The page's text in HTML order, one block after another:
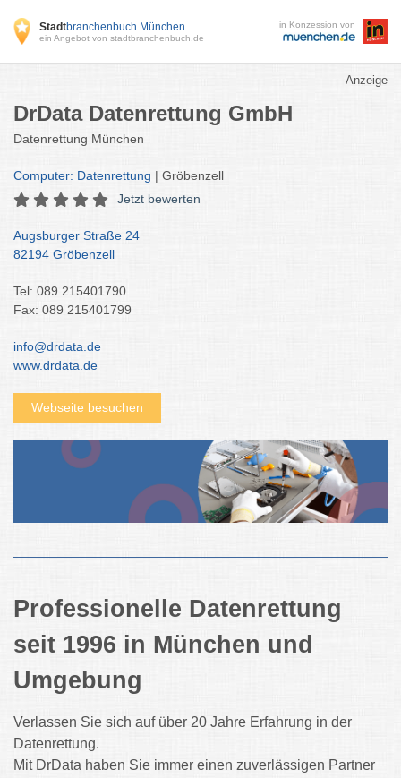
Stadtbranchenbuch München
ein Angebot von stadtbranchenbuch.de
in Konzession von
Anzeige
DrData Datenrettung GmbH
Datenrettung München
Computer: Datenrettung | Gröbenzell
Jetzt bewerten
Augsburger Straße 24
82194 Gröbenzell
Tel: 089 215401790
Fax: 089 215401799
info@drdata.de
www.drdata.de
Webseite besuchen
Professionelle Datenrettung
seit 1996 in München und
Umgebung
Verlassen Sie sich auf über 20 Jahre Erfahrung in der
Datenrettung.
Mit DrData haben Sie immer einen zuverlässigen Partner